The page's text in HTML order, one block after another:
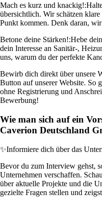
Mach es kurz und knackig!:
übersichtlich. Wir schätzen
Punkt kommen. Denk daran,
Betone deine Stärken!:Hebe
dein Interesse an Sanitär-,
uns, warum du der perfekte
Bewirb dich direkt über unsere
Button auf unserer Website. So
ohne Registrierung und
Bewerbung!
Wie man sich auf ein
Caverion Deutschland
✨Informiere dich über das
Bevor du zum Interview gehst,
Unternehmen verschaffen.
über aktuelle Projekte und die
gezielte Fragen stellen und